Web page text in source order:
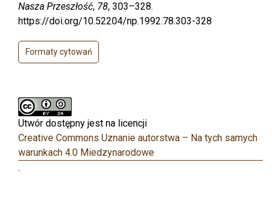
Nasza Przeszłość, 78, 303–328.
https://doi.org/10.52204/np.1992.78.303-328
Formaty cytowań
Utwór dostępny jest na licencji
Creative Commons Uznanie autorstwa – Na tych samych
warunkach 4.0 Miedzynarodowe
.